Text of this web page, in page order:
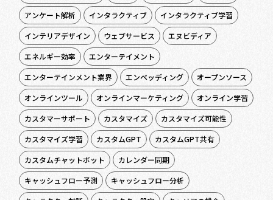
アンケート解析
インタラクティブ
インタラクティブ学習
インテリアデザイン
ウェブサービス
エヌビディア
エネルギー効率
エンターテイメント
エンターテインメント業界
エンベッディング
オープンソース
オンラインツール
オンラインマーケティング
オンライン学習
カスタマーサポート
カスタマイズ
カスタマイズ可能性
カスタマイズ学習
カスタムGPT
カスタムGPT共有
カスタムチャットボット
カレンダー同期
キャッシュフロー予測
キャッシュフロー分析